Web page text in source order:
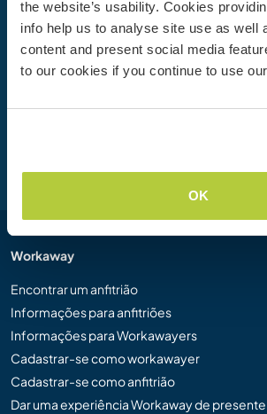
the website’s usability. Cookies
info help us to analyse site use as well
content and present social media
to our cookies if you continue to use
OK
Junte-se à comunidade Workaway hoje
descobrir experiências de viagem
50.000 oportunidades por todo o
Workaway
Encontrar um anfitrião
Informações para anfitriões
Informações para Workawayers
Cadastrar-se como workawayer
Cadastrar-se como anfitrião
Dar uma experiência Workaway de presente